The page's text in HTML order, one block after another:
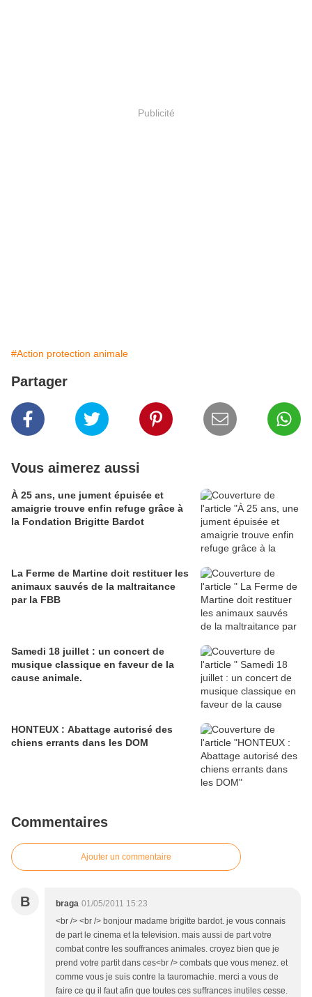
Publicité
#Action protection animale
Partager
Vous aimerez aussi
À 25 ans, une jument épuisée et
amaigrie trouve enfin refuge grâce à
la Fondation Brigitte Bardot
La Ferme de Martine doit restituer les
animaux sauvés de la maltraitance
par la FBB
Samedi 18 juillet : un concert de
musique classique en faveur de la
cause animale.
HONTEUX : Abattage autorisé des
chiens errants dans les DOM
Commentaires
Ajouter un commentaire
B braga 01/05/2011 15:23
<br /> <br /> bonjour madame brigitte bardot. je vous connais
de part le cinema et la television. mais aussi de part votre
combat contre les souffrances animales. croyez bien que je
prend votre partit dans ces<br /> combats que vous menez. et
comme vous je suis contre la tauromachie. merci a vous de
faire ce qu il faut afin que toutes ces suffrances inutiles cesse.